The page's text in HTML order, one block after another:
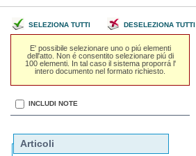
SELEZIONA TUTTI DESELEZIONA TUTTI
E' possibile selezionare uno o piú elementi
dell'atto. Non é consentito selezionare piú di
100 elementi. In tal caso il sistema proporrá l'
intero documento nel formato richiesto.
INCLUDI NOTE
Articoli